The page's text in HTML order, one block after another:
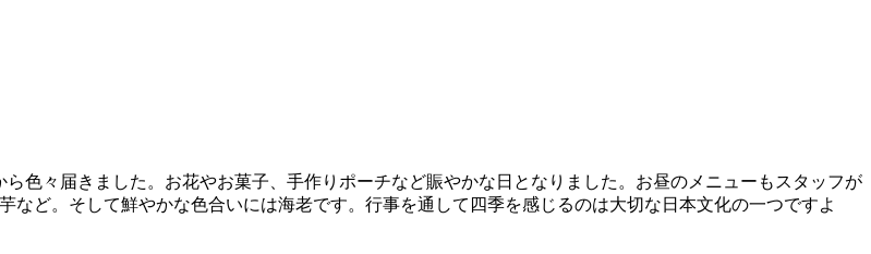
色々届きました。お花やお菓子、手作りポーチなど賑やかな日となりました。お昼のメニューもスタッフが
など。そして鮮やかな色合いには海老です。行事を通して四季を感じるのは大切な日本文化の一つですよ